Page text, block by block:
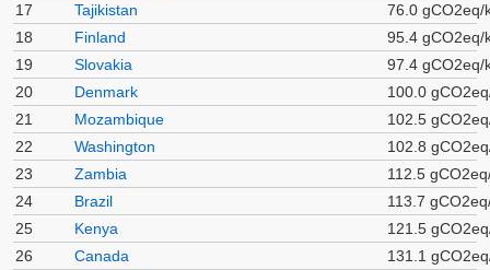
17
Tajikistan
76.0 gCO2eq/
18
Finland
95.4 gCO2eq/
19
Slovakia
97.4 gCO2eq/
20
Denmark
100.0
21
Mozambique
102.5
22
Washington
102.8
23
Zambia
112.5
24
Brazil
113.7
25
Kenya
121.5
26
Canada
131.1